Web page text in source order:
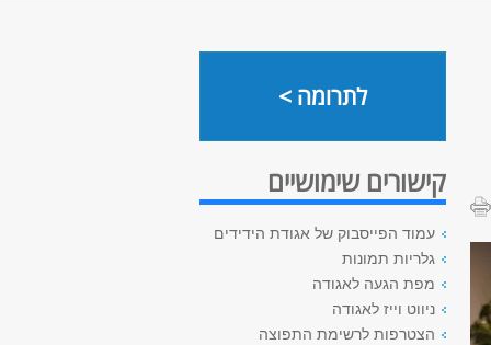
לתרומה >
קישורים שימושיים
עמוד הפייסבוק של אגודת הידידים
גלריות תמונות
מפת הגעה לאגודה
ניווט וייז לאגודה
הצטרפות לרשימת התפוצה